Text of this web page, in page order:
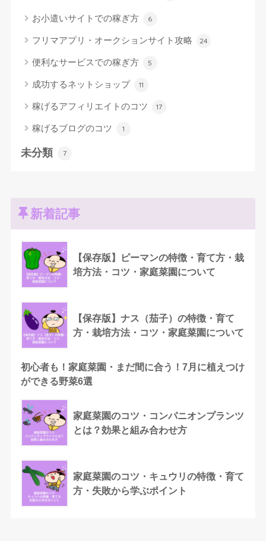
お小遣いサイトでの稼ぎ方 6
フリマアプリ・オークションサイト攻略 24
便利なサービスでの稼ぎ方 5
成功するネットショップ 11
稼げるアフィリエイトのコツ 17
稼げるブログのコツ 1
未分類 7
新着記事
【保存版】ピーマンの特徴・育て方・栽
培方法・コツ・家庭菜園について
【保存版】ナス（茄子）の特徴・育て
方・栽培方法・コツ・家庭菜園について
初心者も！家庭菜園・まだ間に合う！7月に植えつけ
ができる野菜6選
家庭菜園のコツ・コンパニオンプランツ
とは？効果と組み合わせ方
家庭菜園のコツ・キュウリの特徴・育て
方・失敗から学ぶポイント